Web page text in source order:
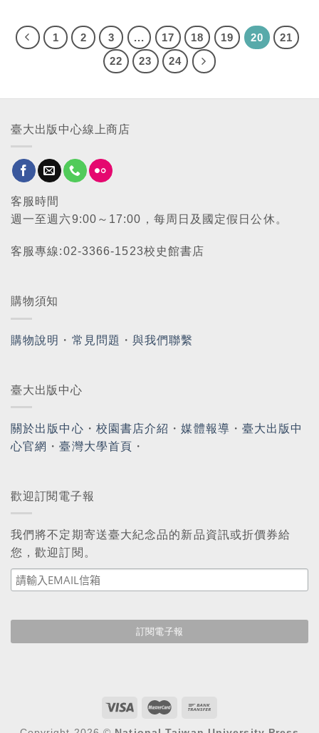
1 2 3 ... 17 18 19 20
21
22
23 24
臺大出版中心線上商店
客服時間
週一至週六9:00～17:00，每周日及國定假日公休。
客服專線:02-3366-1523校史館書店
購物須知
購物說明 ・ 常見問題 ・與我們聯繫
臺大出版中心
關於出版中心 ・ 校園書店介紹 ・媒體報導 ・ 臺大出版中
心官網 ・臺灣大學首頁 ・
歡迎訂閱電子報
我們將不定期寄送臺大紀念品的新品資訊或折價券給
您，歡迎訂閱。